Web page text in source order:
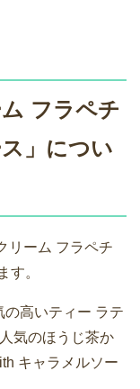
フラペチ
」につい
リーム フラペチ
す。
高いティー ラテ
気のほうじ茶か
キャラメルソー